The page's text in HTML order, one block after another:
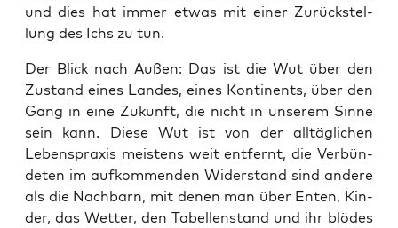
und dies hat immer etwas mit einer Zurück­stel­
lung des Ichs zu tun.
Der Blick nach Außen: Das ist die Wut über den
Zustand eines Lan­des, eines Kon­ti­nents, über den
Gang in eine Zukunft, die nicht in unse­rem Sin­ne
sein kann. Die­se Wut ist von der all­täg­li­chen
Lebens­pra­xis meis­tens weit ent­fernt, die Ver­bün­
de­ten im auf­kom­men­den Wider­stand sind ande­re
als die Nach­barn, mit denen man über Enten, Kin­
der, das Wet­ter, den Tabel­len­stand und ihr blö­des